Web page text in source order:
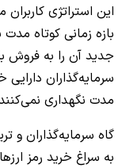
این استراتژی
بازه زمانی کوتاه
جدید آن را به فروش
سرمایه‌گذاران
مدت نگهداری
گاه سرمایه‌گذاران و
به سراغ خرید رمز